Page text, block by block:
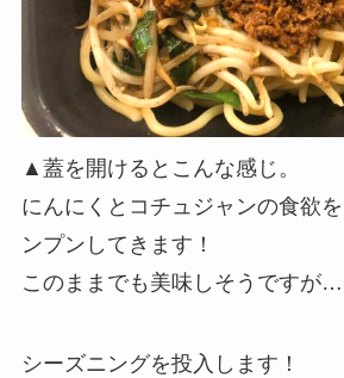
▲蓋を開けるとこんな感じ。
にんにくとコチュジャンの食欲
ンプンしてきます！
このままでも美味しそうですが…
シーズニングを投入します！